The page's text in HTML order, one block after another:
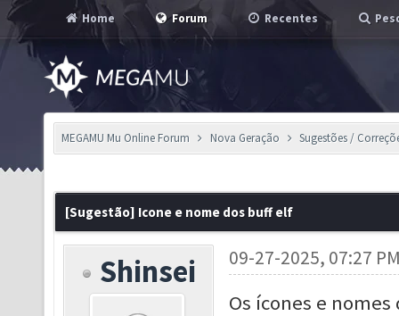
Home Forum Recentes
MEGAMU Mu Online Forum Nova Geração Sugestões /
[Sugestão] Icone e nome dos buff elf
Shinsei 09-27-2025, 07:27
Os ícones e